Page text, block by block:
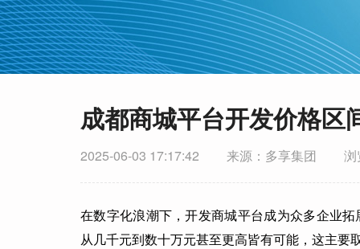
成都商城平台开发价格区
2025-06-03 17:17:42 来源：多享集团
在数字化浪潮下，开发商城平台成为众多企业
从几千元到数十万元甚至更高皆有可能，这主